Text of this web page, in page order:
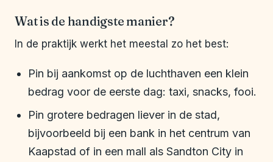
Wat is de handigste manier?
In de praktijk werkt het meestal zo het best:
Pin bij aankomst op de luchthaven een klein
bedrag voor de eerste dag: taxi, snacks, fooi.
Pin grotere bedragen liever in de stad,
bijvoorbeeld bij een bank in het centrum van
Kaapstad of in een mall als Sandton City in